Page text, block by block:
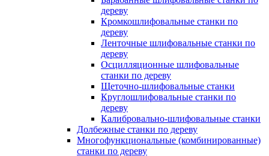
дереву
Кромкошлифовальные станки по
дереву
Ленточные шлифовальные станки по
дереву
Осцилляционные шлифовальные
станки по дереву
Щеточно-шлифовальные станки
Круглошлифовальные станки по
дереву
Калибровально-шлифовальные станки
Долбежные станки по дереву
Многофункциональные (комбинированные)
станки по дереву